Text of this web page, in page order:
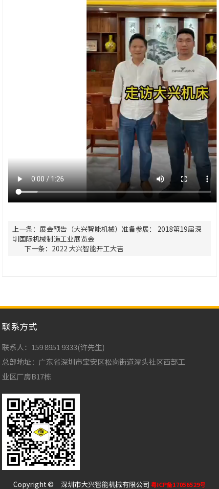
上一条：展会预告（大兴智能机械）准备参展： 2018第19届深
圳国际机械制造工业展览会
下一条：2022 大兴智能开工大吉
联系方式
联系人：159 8951 9333(许先生)
总部地址：广东省深圳市宝安区松岗街道潭头社区西部工
业区厂房B17栋
Copyright © 深圳市大兴智能机械有限公司 粤ICP备17056529号